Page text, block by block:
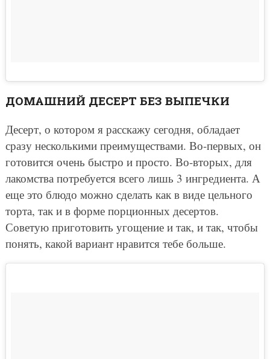
ДОМАШНИЙ ДЕСЕРТ БЕЗ ВЫПЕЧКИ
Десерт, о котором я расскажу сегодня, обладает
сразу несколькими преимуществами. Во-первых, он
готовится очень быстро и просто. Во-вторых, для
лакомства потребуется всего лишь 3 ингредиента. А
еще это блюдо можно сделать как в виде цельного
торта, так и в форме порционных десертов.
Советую приготовить угощение и так, и так, чтобы
понять, какой вариант нравится тебе больше.